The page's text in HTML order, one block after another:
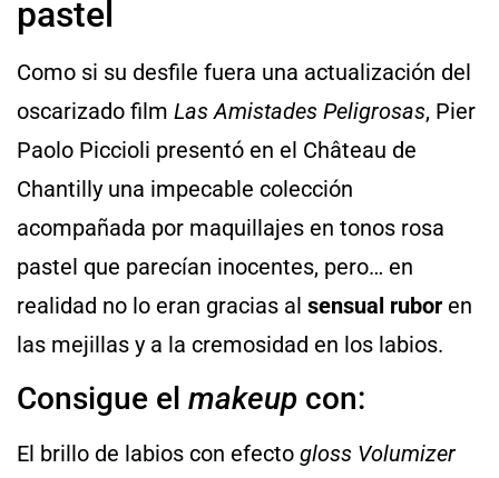
pastel
Como si su desfile fuera una actualización del
oscarizado film Las Amistades Peligrosas, Pier
Paolo Piccioli presentó en el Château de
Chantilly una impecable colección
acompañada por maquillajes en tonos rosa
pastel que parecían inocentes, pero… en
realidad no lo eran gracias al sensual rubor en
las mejillas y a la cremosidad en los labios.
Consigue el makeup con:
El brillo de labios con efecto gloss Volumizer